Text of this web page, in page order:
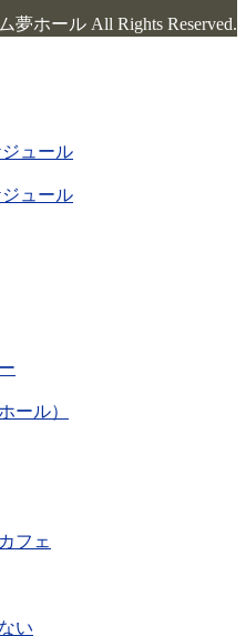
ホール All Rights Reserved.
ュール
ュール
ール）
フェ
い